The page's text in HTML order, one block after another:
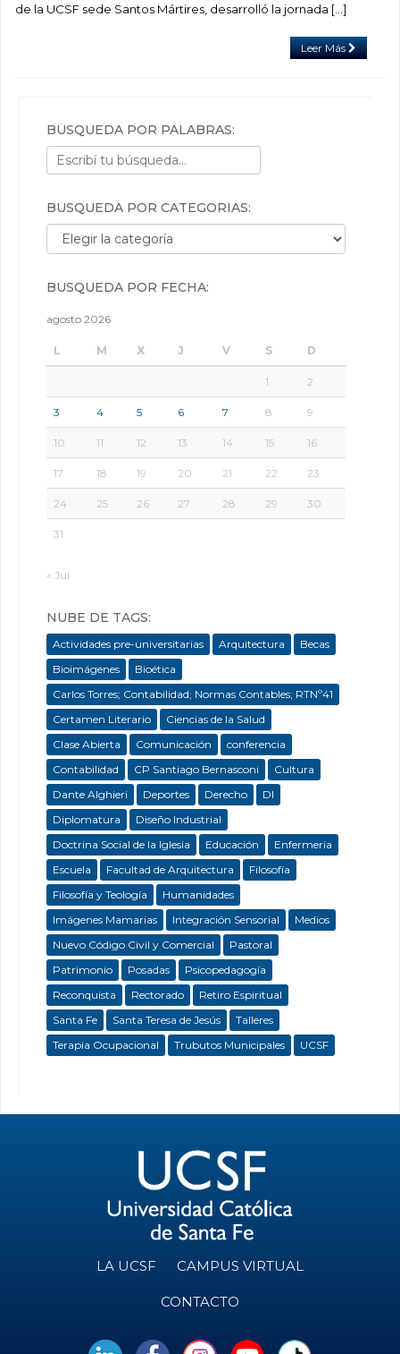
de la UCSF sede Santos Mártires, desarrolló la jornada […]
Leer Más
BÚSQUEDA POR PALABRAS:
BÚSQUEDA POR CATEGORÍAS:
Búsqueda por categorías:
BÚSQUEDA POR FECHA:
agosto 2026
L M X J V S D
1 2
3 4 5 6 7 8 9
10 11 12 13 14 15 16
17 18 19 20 21 22 23
24 25 26 27 28 29 30
31
« Jul
NUBE DE TAGS:
Actividades pre-universitarias Arquitectura
Becas
Bioimágenes
Bioética
Carlos Torres; Contabilidad; Normas Contables; RTNº41
Certamen Literario
Ciencias de la Salud
Clase Abierta
Comunicación
conferencia
Contabilidad
CP Santiago Bernasconi
Cultura
Dante Alghieri
Deportes Derecho
DI
Diplomatura
Diseño Industrial
Doctrina Social de la Iglesia
Educación
Enfermeria
Escuela
Facultad de Arquitectura
Filosofía
Filosofía y Teología
Humanidades
Imágenes Mamarias
Integración Sensorial
Medios
Nuevo Código Civil y Comercial
Pastoral
Patrimonio
Posadas
Psicopedagogía
Reconquista
Rectorado
Retiro Espiritual
Santa Fe
Santa Teresa de Jesús
Talleres
Terapia Ocupacional
Trubutos Municipales UCSF
LA UCSF CAMPUS VIRTUAL
CONTACTO